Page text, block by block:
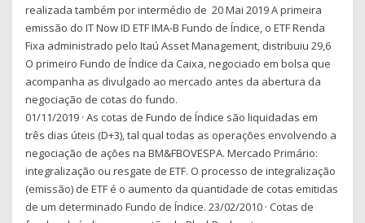
realizada também por intermédio de 20 Mai 2019 A primeira
emissão do IT Now ID ETF IMA-B Fundo de Índice, o ETF Renda
Fixa administrado pelo Itaú Asset Management, distribuiu 29,6
O primeiro Fundo de Índice da Caixa, negociado em bolsa que
acompanha as divulgado ao mercado antes da abertura da
negociação de cotas do fundo.
01/11/2019 · As cotas de Fundo de Índice são liquidadas em
três dias úteis (D+3), tal qual todas as operações envolvendo a
negociação de ações na BM&FBOVESPA. Mercado Primário:
integralização ou resgate de ETF. O processo de integralização
(emissão) de ETF é o aumento da quantidade de cotas emitidas
de um determinado Fundo de Índice. 23/02/2010 · Cotas de